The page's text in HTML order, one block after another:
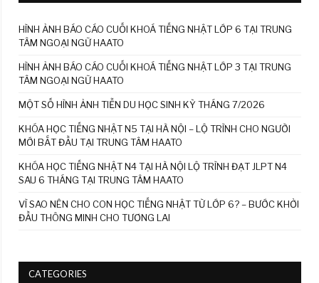
HÌNH ẢNH BÁO CÁO CUỐI KHOÁ TIẾNG NHẬT LỚP 6 TẠI TRUNG
TÂM NGOẠI NGỮ HAATO
HÌNH ẢNH BÁO CÁO CUỐI KHOÁ TIẾNG NHẬT LỚP 3 TẠI TRUNG
TÂM NGOẠI NGỮ HAATO
MỘT SỐ HÌNH ẢNH TIỄN DU HỌC SINH KỲ THÁNG 7/2026
KHÓA HỌC TIẾNG NHẬT N5 TẠI HÀ NỘI – LỘ TRÌNH CHO NGƯỜI
MỚI BẮT ĐẦU TẠI TRUNG TÂM HAATO
KHÓA HỌC TIẾNG NHẬT N4 TẠI HÀ NỘI LỘ TRÌNH ĐẠT JLPT N4
SAU 6 THÁNG TẠI TRUNG TÂM HAATO
VÌ SAO NÊN CHO CON HỌC TIẾNG NHẬT TỪ LỚP 6? – BƯỚC KHỞI
ĐẦU THÔNG MINH CHO TƯƠNG LAI
CATEGORIES